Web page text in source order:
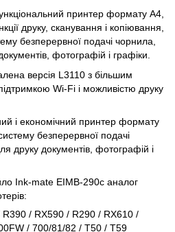
принтер формату A4,
друку, сканування і копіювання,
безперервної подачі чорнила,
фотографій і графіки.
версія L3110 з більшим
Wi-Fi і можливістю друку
і економічний принтер формату
безперервної подачі
друку документів, фотографій і
Ink-mate EIMB-290c аналог
/ RX590 / R290 / RX610 /
/ 700/81/82 / T50 / Т59